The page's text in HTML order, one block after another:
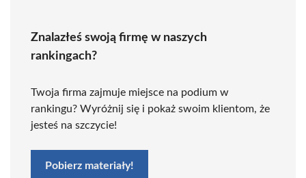
Znalazłeś swoją firmę w naszych
rankingach?
Twoja firma zajmuje miejsce na podium w
rankingu? Wyróżnij się i pokaż swoim klientom, że
jesteś na szczycie!
Pobierz materiały!